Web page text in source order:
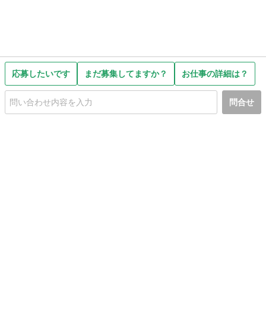
応募したいです まだ募集してますか？ お仕事の詳細は？
問合せ